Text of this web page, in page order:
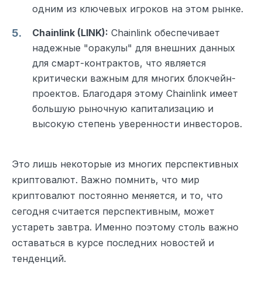
одним из ключевых игроков на этом рынке.
Chainlink (LINK): Chainlink обеспечивает
надежные "оракулы" для внешних данных
для смарт-контрактов, что является
критически важным для многих блокчейн-
проектов. Благодаря этому Chainlink имеет
большую рыночную капитализацию и
высокую степень уверенности инвесторов.
Это лишь некоторые из многих перспективных
криптовалют. Важно помнить, что мир
криптовалют постоянно меняется, и то, что
сегодня считается перспективным, может
устареть завтра. Именно поэтому столь важно
оставаться в курсе последних новостей и
тенденций.